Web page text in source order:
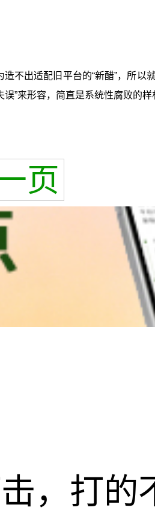
不出适配旧平台的“新醋”，所以
”来形容，简直是系统性腐败的样
页
，打的